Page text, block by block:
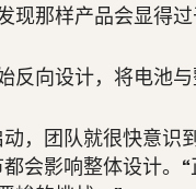
现那样产品会显得过
反向设计，将电池
，团队就很快意识
会影响整体设计。